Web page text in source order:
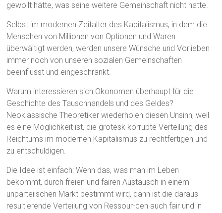
gewollt hätte, was seine weitere Gemeinschaft nicht hatte.
Selbst im modernen Zeitalter des Kapitalismus, in dem die
Menschen von Millionen von Optionen und Waren
überwältigt werden, werden unsere Wünsche und Vorlieben
immer noch von unseren sozialen Gemeinschaften
beeinflusst und eingeschränkt.
Warum interessieren sich Ökonomen überhaupt für die
Geschichte des Tauschhandels und des Geldes?
Neoklassische Theoretiker wiederholen diesen Unsinn, weil
es eine Möglichkeit ist, die grotesk korrupte Verteilung des
Reichtums im modernen Kapitalismus zu rechtfertigen und
zu entschuldigen.
Die Idee ist einfach: Wenn das, was man im Leben
bekommt, durch freien und fairen Austausch in einem
unparteiischen Markt bestimmt wird, dann ist die daraus
resultierende Verteilung von Ressour-cen auch fair und in